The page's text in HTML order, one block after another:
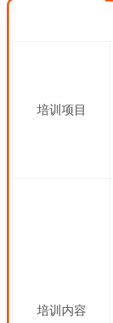
培训项目
培训内容